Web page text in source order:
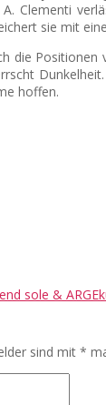
Clementi
sie mit
die
hoffen.
sole &
sind mit *